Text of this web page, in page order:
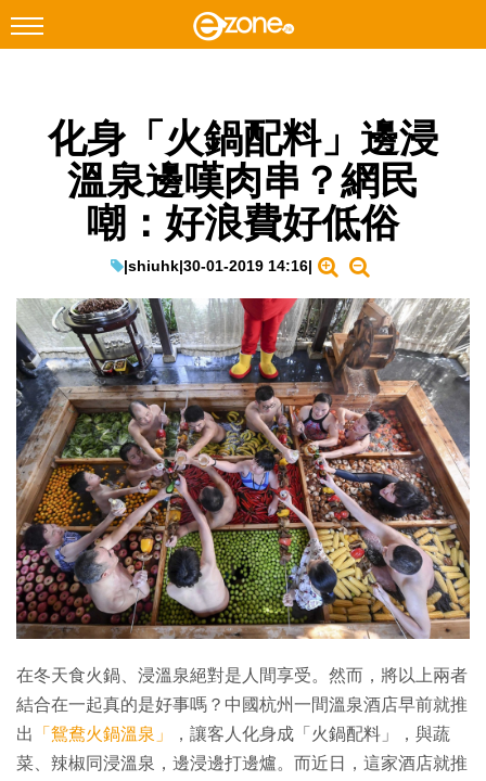
Facebook Instagram
科技焦點
教學評測
EduTech
IT Times
生成式AI與雲端應用
Enterprise Digital Transformation
特集
化身「火鍋配料」邊浸
溫泉邊嘆肉串？網民
嘲：好浪費好低俗
|shiuhk|30-01-2019 14:16|
在冬天食火鍋、浸溫泉絕對是人間享受。然而，將以上兩者
結合在一起真的是好事嗎？中國杭州一間溫泉酒店早前就推
出
「鴛鴦火鍋溫泉」
，讓客人化身成「火鍋配料」，與蔬
菜、辣椒同浸溫泉，邊浸邊打邊爐。而近日，這家酒店就推